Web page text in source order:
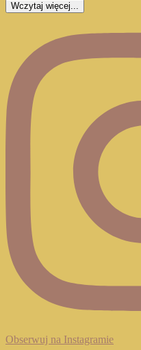
Wczytaj więcej...
Obserwuj na Instagramie